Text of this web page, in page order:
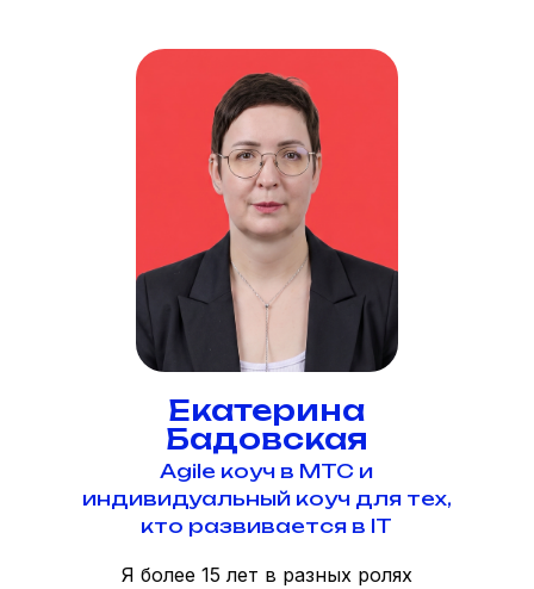
Екатерина
Бадовская
Agile коуч в МТС и
индивидуальный коуч для тех,
кто развивается в IT
Я более 15 лет в разных ролях